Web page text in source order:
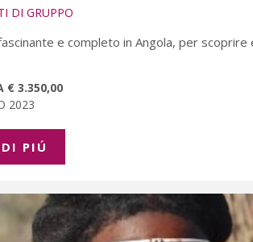
DI GRUPPO
e completo in Angola, per
€ 3.350,00
2023
PIÚ